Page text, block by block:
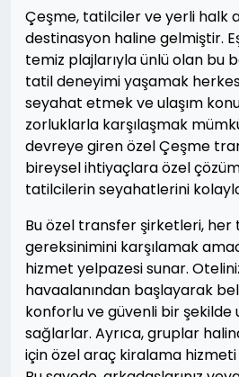
Çeşme, tatilciler ve yerli halk
destinasyon haline gelmiştir.
temiz plajlarıyla ünlü olan bu
tatil deneyimi yaşamak
seyahat etmek ve ulaşım
zorluklarla karşılaşmak
devreye giren özel Çeşme
bireysel ihtiyaçlara özel
tatilcilerin seyahatlerini
Bu özel transfer şirketleri, her
gereksinimini karşılamak
hizmet yelpazesi sunar.
havaalanından başlayarak
konforlu ve güvenli bir şekilde
sağlarlar. Ayrıca, gruplar
için özel araç kiralama